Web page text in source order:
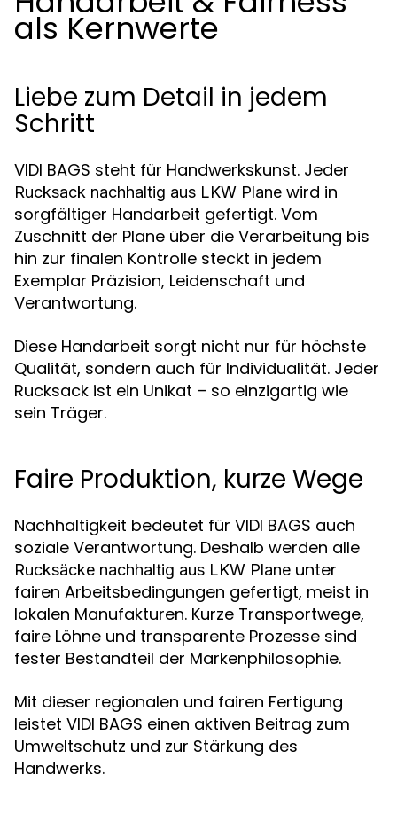
als Kernwerte
Liebe zum Detail in jedem
Schritt
VIDI BAGS steht für Handwerkskunst. Jeder
Rucksack nachhaltig aus LKW Plane wird in
sorgfältiger Handarbeit gefertigt. Vom
Zuschnitt der Plane über die Verarbeitung bis
hin zur finalen Kontrolle steckt in jedem
Exemplar Präzision, Leidenschaft und
Verantwortung.
Diese Handarbeit sorgt nicht nur für höchste
Qualität, sondern auch für Individualität. Jeder
Rucksack ist ein Unikat – so einzigartig wie
sein Träger.
Faire Produktion, kurze Wege
Nachhaltigkeit bedeutet für VIDI BAGS auch
soziale Verantwortung. Deshalb werden alle
Rucksäcke nachhaltig aus LKW Plane unter
fairen Arbeitsbedingungen gefertigt, meist in
lokalen Manufakturen. Kurze Transportwege,
faire Löhne und transparente Prozesse sind
fester Bestandteil der Markenphilosophie.
Mit dieser regionalen und fairen Fertigung
leistet VIDI BAGS einen aktiven Beitrag zum
Umweltschutz und zur Stärkung des
Handwerks.